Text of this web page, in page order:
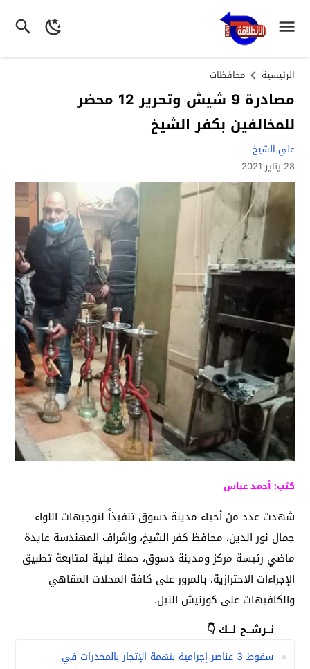
الرئيسية محافظات
مصادرة 9 شيش وتحرير 12 محضر
للمخالفين بكفر الشيخ
علي الشيخ
28 يناير 2021
كتب: أحمد عباس
شهدت عدد من أحياء مدينة دسوق تنفيذاً لتوجيهات اللواء
جمال نور الدين، محافظ كفر الشيخ، وإشراف المهندسة عايدة
ماضي رئيسة مركز ومدينة دسوق، حملة ليلية لمتابعة تطبيق
الإجراءات الاحترازية، بالمرور على كافة المحلات المقاهي
والكافيهات على كورنيش النيل.
نــرشــح لــك 👇
سقوط 3 عناصر إجرامية بتهمة الإتجار بالمخدرات في